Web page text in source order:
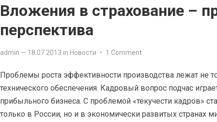
Вложения в страхование –
перспектива
admin — 18.07.2013 in Новости • 1 Comment
Проблемы роста эффективности производства лежат не
технического обеспечения. Кадровый вопрос подчас
прибыльного бизнеса. С проблемой «текучести кадров»
только в России, но и в экономически развитых странах